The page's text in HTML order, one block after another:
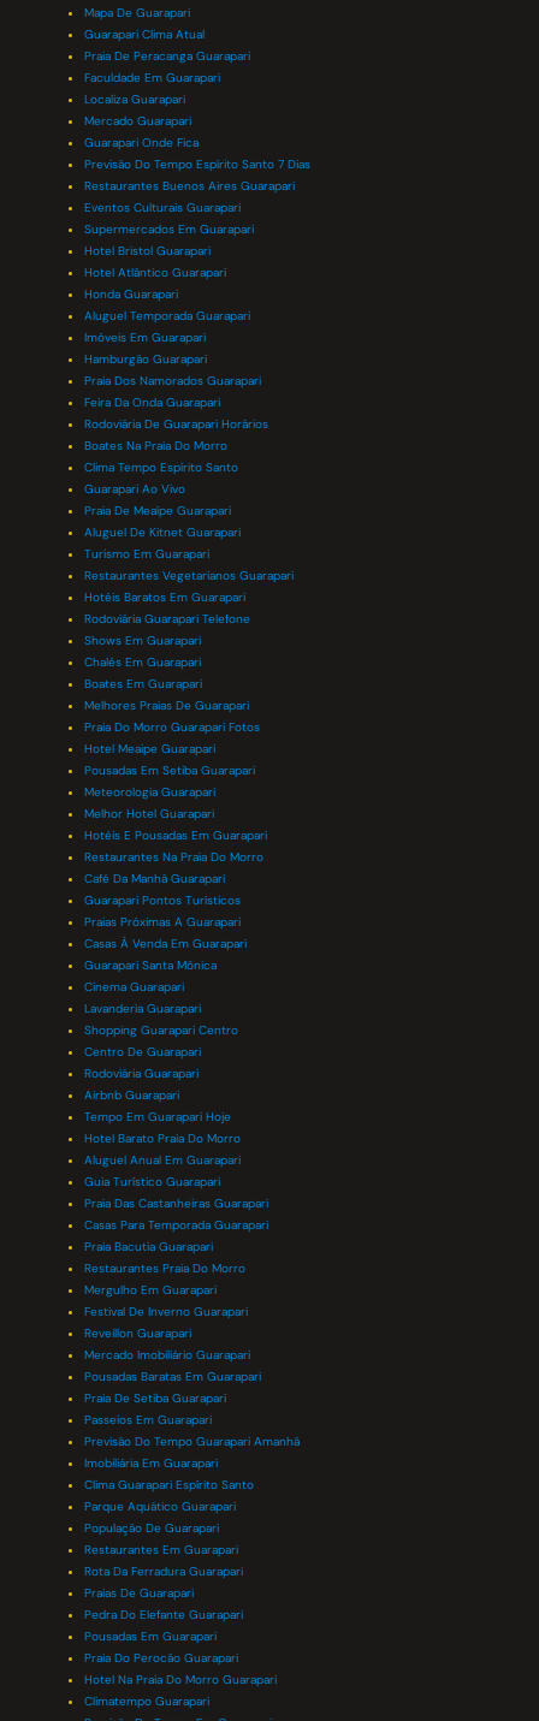
Mapa De Guarapari
Guarapari Clima Atual
Praia De Peracanga Guarapari
Faculdade Em Guarapari
Localiza Guarapari
Mercado Guarapari
Guarapari Onde Fica
Previsão Do Tempo Espírito Santo 7 Dias
Restaurantes Buenos Aires Guarapari
Eventos Culturais Guarapari
Supermercados Em Guarapari
Hotel Bristol Guarapari
Hotel Atlântico Guarapari
Honda Guarapari
Aluguel Temporada Guarapari
Imóveis Em Guarapari
Hamburgão Guarapari
Praia Dos Namorados Guarapari
Feira Da Onda Guarapari
Rodoviária De Guarapari Horários
Boates Na Praia Do Morro
Clima Tempo Espírito Santo
Guarapari Ao Vivo
Praia De Meaípe Guarapari
Aluguel De Kitnet Guarapari
Turismo Em Guarapari
Restaurantes Vegetarianos Guarapari
Hotéis Baratos Em Guarapari
Rodoviária Guarapari Telefone
Shows Em Guarapari
Chalés Em Guarapari
Boates Em Guarapari
Melhores Praias De Guarapari
Praia Do Morro Guarapari Fotos
Hotel Meaipe Guarapari
Pousadas Em Setiba Guarapari
Meteorologia Guarapari
Melhor Hotel Guarapari
Hotéis E Pousadas Em Guarapari
Restaurantes Na Praia Do Morro
Café Da Manhã Guarapari
Guarapari Pontos Turísticos
Praias Próximas A Guarapari
Casas À Venda Em Guarapari
Guarapari Santa Mônica
Cinema Guarapari
Lavanderia Guarapari
Shopping Guarapari Centro
Centro De Guarapari
Rodoviária Guarapari
Airbnb Guarapari
Tempo Em Guarapari Hoje
Hotel Barato Praia Do Morro
Aluguel Anual Em Guarapari
Guia Turístico Guarapari
Praia Das Castanheiras Guarapari
Casas Para Temporada Guarapari
Praia Bacutia Guarapari
Restaurantes Praia Do Morro
Mergulho Em Guarapari
Festival De Inverno Guarapari
Reveillon Guarapari
Mercado Imobiliário Guarapari
Pousadas Baratas Em Guarapari
Praia De Setiba Guarapari
Passeios Em Guarapari
Previsão Do Tempo Guarapari Amanhã
Imobiliária Em Guarapari
Clima Guarapari Espírito Santo
Parque Aquático Guarapari
População De Guarapari
Restaurantes Em Guarapari
Rota Da Ferradura Guarapari
Praias De Guarapari
Pedra Do Elefante Guarapari
Pousadas Em Guarapari
Praia Do Perocão Guarapari
Hotel Na Praia Do Morro Guarapari
Climatempo Guarapari